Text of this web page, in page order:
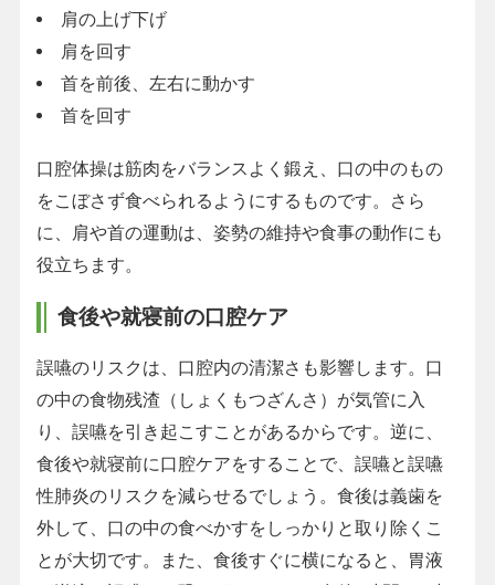
肩の上げ下げ
肩を回す
首を前後、左右に動かす
首を回す
口腔体操は筋肉をバランスよく鍛え、口の中のもの
をこぼさず食べられるようにするものです。さら
に、肩や首の運動は、姿勢の維持や食事の動作にも
役立ちます。
食後や就寝前の口腔ケア
誤嚥のリスクは、口腔内の清潔さも影響します。口
の中の食物残渣（しょくもつざんさ）が気管に入
り、誤嚥を引き起こすことがあるからです。逆に、
食後や就寝前に口腔ケアをすることで、誤嚥と誤嚥
性肺炎のリスクを減らせるでしょう。食後は義歯を
外して、口の中の食べかすをしっかりと取り除くこ
とが大切です。また、食後すぐに横になると、胃液